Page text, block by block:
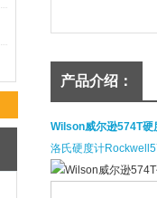
产品介绍：
Wilson威尔逊574T硬
洛氏硬度计